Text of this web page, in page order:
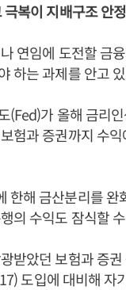
복이 지배구조 안
연임에 도전할 금
하는 과제를 안고
(Fed)가 올해 금리
험과 증권까지 수
한해 금산분리를
의 수익도 잠식할
받았던 보험과 증
도입에 대비해